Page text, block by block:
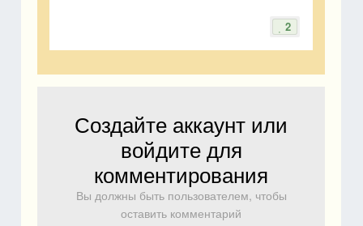
2
Создайте аккаунт или
войдите для
комментирования
Вы должны быть пользователем, чтобы
оставить комментарий